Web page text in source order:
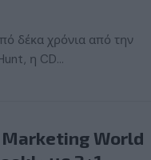
δέκα χρόνια από την
η CD…
Marketing World